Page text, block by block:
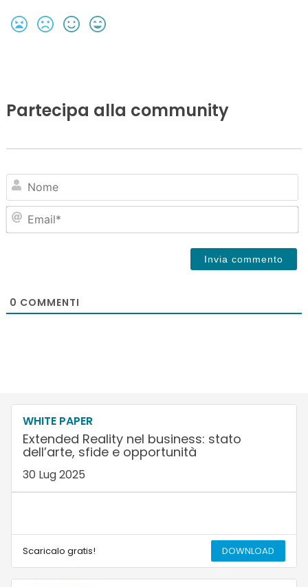
Partecipa alla community
0 COMMENTI
WHITE PAPER
Extended Reality nel business: stato
dell’arte, sfide e opportunità
30 Lug 2025
Scaricalo gratis! DOWNLOAD